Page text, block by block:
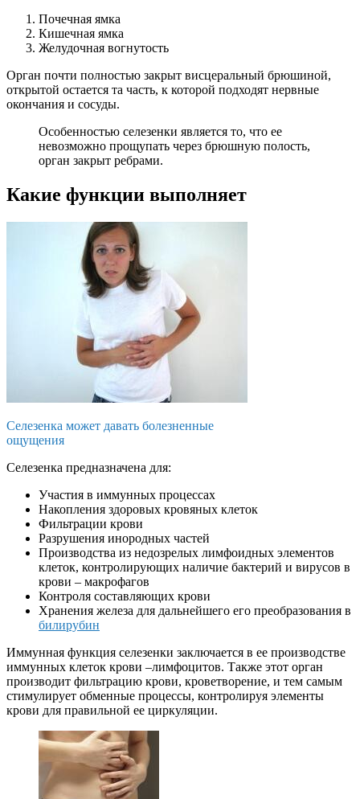
Почечная ямка
Кишечная ямка
Желудочная вогнутость
Орган почти полностью закрыт висцеральный брюшиной,
открытой остается та часть, к которой подходят нервные
окончания и сосуды.
Особенностью селезенки является то, что ее
невозможно прощупать через брюшную полость,
орган закрыт ребрами.
Какие функции выполняет
Селезенка может давать болезненные
ощущения
Селезенка предназначена для:
Участия в иммунных процессах
Накопления здоровых кровяных клеток
Фильтрации крови
Разрушения инородных частей
Производства из недозрелых лимфоидных элементов
клеток, контролирующих наличие бактерий и вирусов в
крови – макрофагов
Контроля составляющих крови
Хранения железа для дальнейшего его преобразования в
билирубин
Иммунная функция селезенки заключается в ее производстве
иммунных клеток крови –лимфоцитов. Также этот орган
производит фильтрацию крови, кроветворение, и тем самым
стимулирует обменные процессы, контролируя элементы
крови для правильной ее циркуляции.